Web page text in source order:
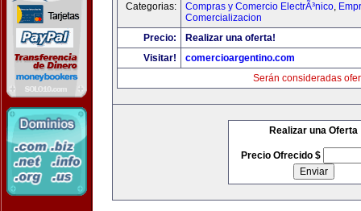
Categorias:
Compras y Comercio ElectrÃ³nico,
Comercializacion
Precio:
Realizar una oferta!
Visitar!
comercioargentino.com
Serán consideradas
Realizar una Oferta
Precio Ofrecido $